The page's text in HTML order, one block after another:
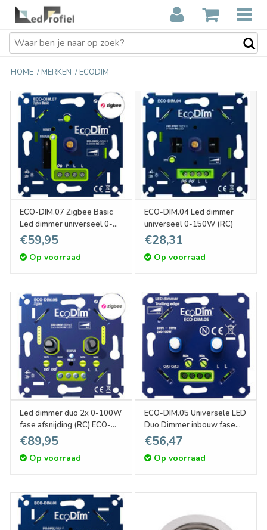
HOME / MERKEN / ECODIM
ECO-DIM.07 Zigbee Basic
Led dimmer universeel 0-
200W (RC)
€59,95
Op voorraad
ECO-DIM.04 Led dimmer
universeel 0-150W (RC)
€28,31
Op voorraad
Led dimmer duo 2x 0-100W
fase afsnijding (RC) ECO-
DIM.05 Zigbee
€89,95
Op voorraad
ECO-DIM.05 Universele LED
Duo Dimmer inbouw fase
afsnijding 2x 0-100W
€56,47
Op voorraad